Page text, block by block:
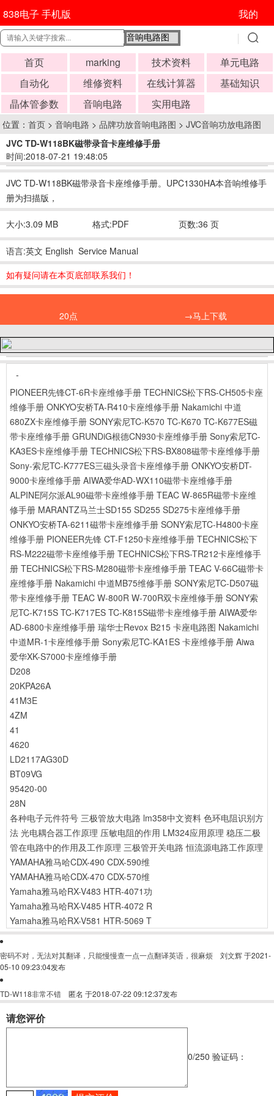
838电子 手机版 我的
首页 marking 技术资料
单元电路
自动化
维修资料 在线计算器
基础知识
晶体管参数
音响电路 实用电路
位置： 首页 > 音响电路 > 品牌功放音响电路图 > JVC音响功放电路图
JVC TD-W118BK磁带录音卡座维修手册
时间:2018-07-21 19:48:05
JVC TD-W118BK磁带录音卡座维修手册。UPC1330HA本音响维修手
册为扫描版，
大小:3.09 MB 格式:PDF 页数:36 页
语言:英文 English Service Manual
如有疑问请在本页底部联系我们！
20点 →马上下载
-
PIONEER先锋CT-6R卡座维修手册 TECHNICS松下RS-CH505卡座
维修手册 ONKYO安桥TA-R410卡座维修手册 Nakamichi 中道
680ZX卡座维修手册 SONY索尼TC-K570 TC-K670 TC-K677ES磁
带卡座维修手册 GRUNDiG根德CN930卡座维修手册 Sony索尼TC-
KA3ES卡座维修手册 TECHNICS松下RS-BX808磁带卡座维修手册
Sony-索尼TC-K777ES三磁头录音卡座维修手册 ONKYO安桥DT-
9000卡座维修手册 AIWA爱华AD-WX110磁带卡座维修手册
ALPINE阿尔派AL90磁带卡座维修手册 TEAC W-865R磁带卡座维
修手册 MARANTZ马兰士SD155 SD255 SD275卡座维修手册
ONKYO安桥TA-6211磁带卡座维修手册 SONY索尼TC-H4800卡座
维修手册 PIONEER先锋 CT-F1250卡座维修手册 TECHNICS松下
RS-M222磁带卡座维修手册 TECHNICS松下RS-TR212卡座维修手
册 TECHNICS松下RS-M280磁带卡座维修手册 TEAC V-66C磁带卡
座维修手册 Nakamichi 中道MB75维修手册 SONY索尼TC-D507磁
带卡座维修手册 TEAC W-800R W-700R双卡座维修手册 SONY索
尼TC-K715S TC-K717ES TC-K815S磁带卡座维修手册 AIWA爱华
AD-6800卡座维修手册 瑞华士Revox B215 卡座电路图 Nakamichi
中道MR-1卡座维修手册 Sony索尼TC-KA1ES 卡座维修手册 Aiwa
爱华XK-S7000卡座维修手册
D208
20KPA26A
41M3E
4ZM
41
4620
LD2117AG30D
BT09VG
95420-00
28N
各种电子元件符号 三极管放大电路 lm358中文资料 色环电阻识别方
法 光电耦合器工作原理 压敏电阻的作用 LM324应用原理 稳压二极
管在电路中的作用及工作原理 三极管开关电路 恒流源电路工作原理
YAMAHA雅马哈CDX-490 CDX-590维
YAMAHA雅马哈CDX-470 CDX-570维
Yamaha雅马哈RX-V483 HTR-4071功
Yamaha雅马哈RX-V485 HTR-4072 R
Yamaha雅马哈RX-V581 HTR-5069 T
密码不对，无法对其翻译，只能慢慢查一点一点翻译英语，很麻烦 刘文辉于2021-
05-10 09:23:04发布
TD-W118非常不错 匿名 于2018-07-22 09:12:37发布
请您评价
0/250 验证码：